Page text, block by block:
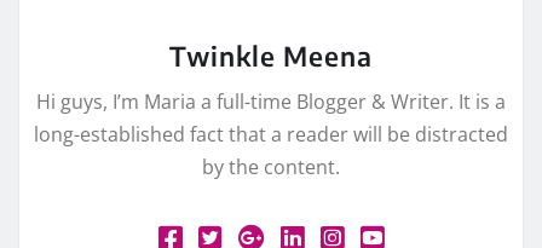
Twinkle Meena
Hi guys, I’m Maria a full-time Blogger & Writer. It is a
long-established fact that a reader will be distracted
by the content.